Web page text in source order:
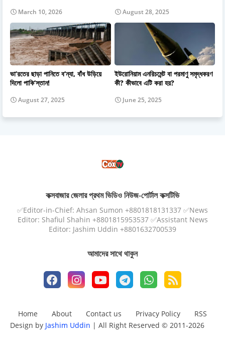
March 10, 2026 August 28, 2025
ভা’রতের ছাড়া পানিতে ব’ন্যা, বাঁধ উড়িয়ে
দিলো পাকি’স্তান!
August 27, 2025
ইউরোনিয়াম এনরিচমেন্ট বা পরমাণু সমৃদ্ধকরণ
কী? কীভাবে এটি করা হয়?
June 25, 2025
কক্সবাজার জেলার প্রথম ভিডিও নিউজ-পোর্টাল কক্সটিভি
✅Editor-in-Chief: Ahsan Sumon +8801818131337 ✅News
Editor: Shafiul Shahin +8801815953537 ✅Assistant News
Editor: Jashim Uddin +8801632700539
আমাদের সাথে থাকুন
Home About Contact us Privacy Policy
RSS
Design by Jashim Uddin | All Right Reserved © 2011-2026